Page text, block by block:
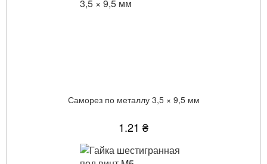
Саморез по металлу 3,5 × 9,5 мм
1.21 ₴